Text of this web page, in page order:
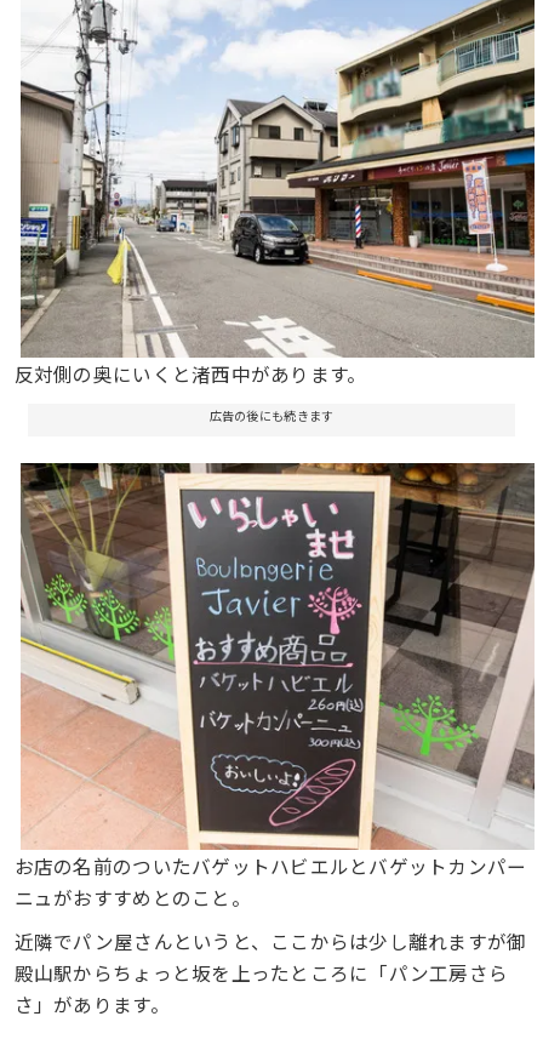
反対側の奥にいくと渚西中があります。
広告の後にも続きます
お店の名前のついたバゲットハビエルとバゲットカンパー
ニュがおすすめとのこと。
近隣でパン屋さんというと、ここからは少し離れますが御
殿山駅からちょっと坂を上ったところに「パン工房さら
さ」があります。